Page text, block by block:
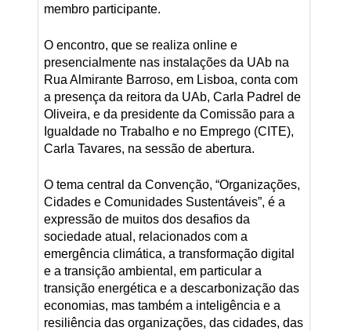
membro participante.
O encontro, que se realiza online e
presencialmente nas instalações da UAb na
Rua Almirante Barroso, em Lisboa, conta com
a presença da reitora da UAb, Carla Padrel de
Oliveira, e da presidente da Comissão para a
Igualdade no Trabalho e no Emprego (CITE),
Carla Tavares, na sessão de abertura.
O tema central da Convenção, “Organizações,
Cidades e Comunidades Sustentáveis”, é a
expressão de muitos dos desafios da
sociedade atual, relacionados com a
emergência climática, a transformação digital
e a transição ambiental, em particular a
transição energética e a descarbonização das
economias, mas também a inteligência e a
resiliência das organizações, das cidades, das